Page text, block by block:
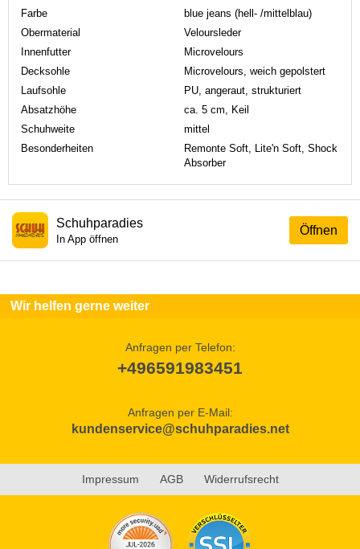
Farbe
blue jeans (hell- /mittelblau)
Obermaterial
Veloursleder
Innenfutter
Microvelours
Decksohle
Microvelours, weich gepolstert
Laufsohle
PU, angeraut, strukturiert
Absatzhöhe
ca. 5 cm, Keil
Schuhweite
mittel
Besonderheiten
Remonte Soft, Lite'n Soft, Shock
Absorber
Öffnen
Schuhparadies
In App öffnen
Wir helfen gerne weiter
Anfragen per Telefon:
+496591983451
Anfragen per E-Mail:
kundenservice@schuhparadies.net
Impressum AGB Widerrufsrecht